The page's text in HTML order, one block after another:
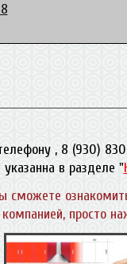
, 8 (930)
указанна в разделе "
компанией, просто